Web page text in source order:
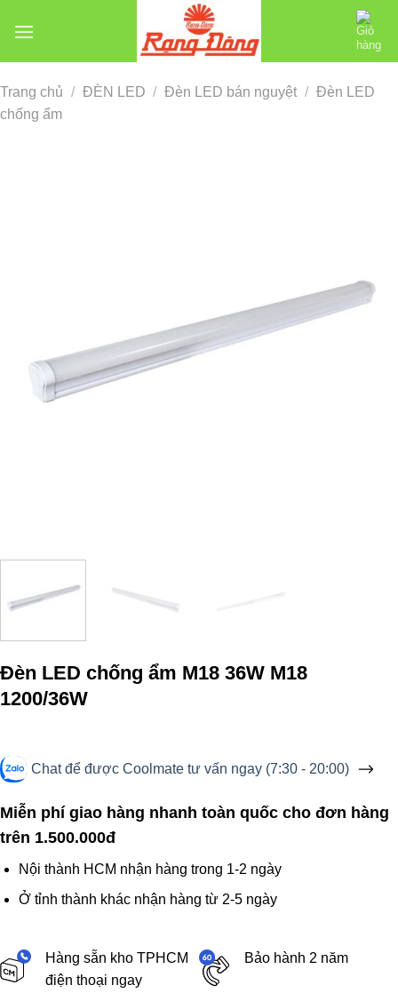
đến
Trang chủ / ĐÈN LED / Đèn LED bán nguyệt / Đèn LED
chống ẩm
Đèn LED chống ẩm M18 36W M18
1200/36W
Chat để được Coolmate tư vấn ngay (7:30 - 20:00)
Miễn phí giao hàng nhanh toàn quốc cho đơn hàng
trên 1.500.000đ
Nội thành HCM nhận hàng trong 1-2 ngày
Ở tỉnh thành khác nhận hàng từ 2-5 ngày
Hàng sẵn kho TPHCM
điện thoại ngay
Bảo hành 2 năm